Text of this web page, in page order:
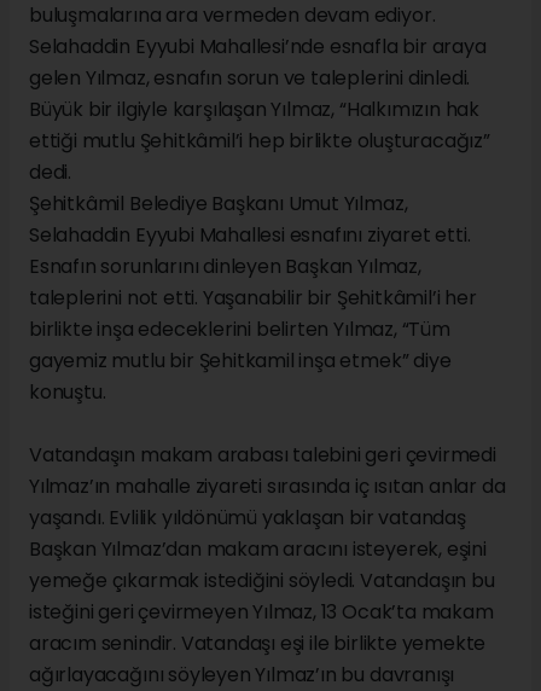
buluşmalarına ara vermeden devam ediyor.
Selahaddin Eyyubi Mahallesi’nde esnafla bir araya
gelen Yılmaz, esnafın sorun ve taleplerini dinledi.
Büyük bir ilgiyle karşılaşan Yılmaz, “Halkımızın hak
ettiği mutlu Şehitkâmil’i hep birlikte oluşturacağız”
dedi.
Şehitkâmil Belediye Başkanı Umut Yılmaz,
Selahaddin Eyyubi Mahallesi esnafını ziyaret etti.
Esnafın sorunlarını dinleyen Başkan Yılmaz,
taleplerini not etti. Yaşanabilir bir Şehitkâmil’i her
birlikte inşa edeceklerini belirten Yılmaz, “Tüm
gayemiz mutlu bir Şehitkamil inşa etmek” diye
konuştu.
Vatandaşın makam arabası talebini geri çevirmedi
Yılmaz’ın mahalle ziyareti sırasında iç ısıtan anlar da
yaşandı. Evlilik yıldönümü yaklaşan bir vatandaş
Başkan Yılmaz’dan makam aracını isteyerek, eşini
yemeğe çıkarmak istediğini söyledi. Vatandaşın bu
isteğini geri çevirmeyen Yılmaz, 13 Ocak’ta makam
aracım senindir. Vatandaşı eşi ile birlikte yemekte
ağırlayacağını söyleyen Yılmaz’ın bu davranışı